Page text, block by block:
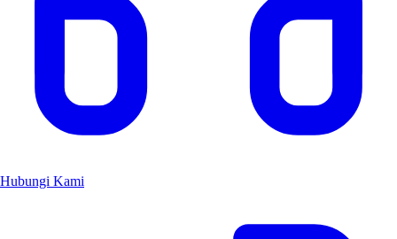
Hubungi Kami